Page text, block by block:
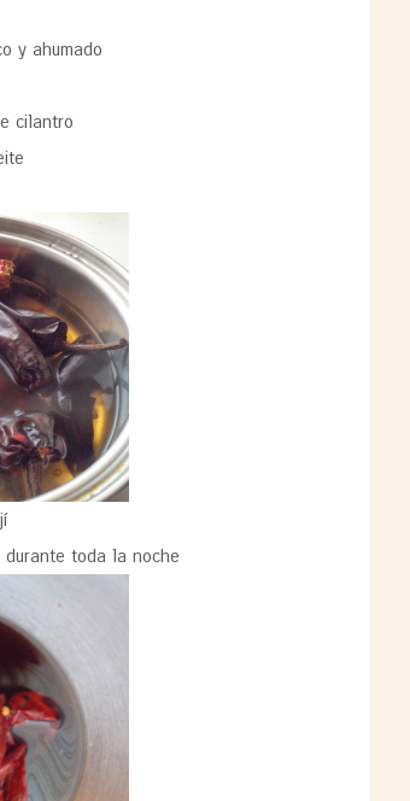
y ahumado
cilantro
durante toda la noche